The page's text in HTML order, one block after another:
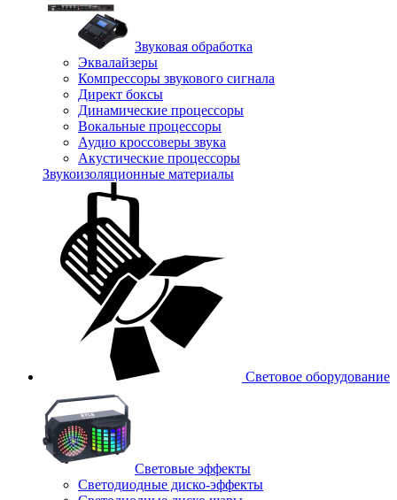
Звуковая обработка
Эквалайзеры
Компрессоры звукового сигнала
Директ боксы
Динамические процессоры
Вокальные процессоры
Аудио кроссоверы звука
Акустические процессоры
Звукоизоляционные материалы
Световое оборудование
Световые эффекты
Светодиодные диско-эффекты